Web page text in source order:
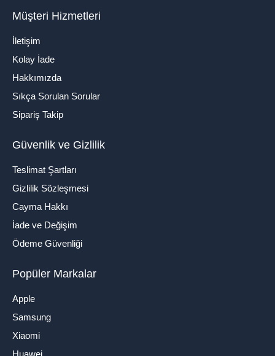
Müşteri Hizmetleri
İletişim
Kolay İade
Hakkımızda
Sıkça Sorulan Sorular
Sipariş Takip
Güvenlik ve Gizlilik
Teslimat Şartları
Gizlilik Sözleşmesi
Cayma Hakkı
İade ve Değişim
Ödeme Güvenliği
Popüler Markalar
Apple
Samsung
Xiaomi
Huawei